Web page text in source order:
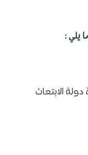
يلي :
الابتعاث